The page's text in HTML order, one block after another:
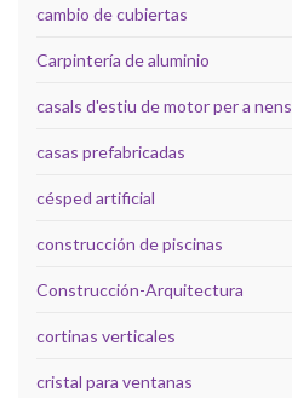
cambio de cubiertas
Carpintería de aluminio
casals d'estiu de motor per a nens
casas prefabricadas
césped artificial
construcción de piscinas
Construcción-Arquitectura
cortinas verticales
cristal para ventanas